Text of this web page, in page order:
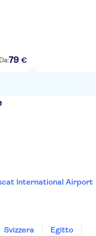
Da:79 €
International Airport
Svizzera
Egitto